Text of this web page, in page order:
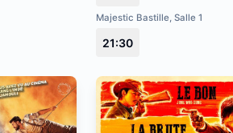
Majestic Bastille, Salle 1
21:30